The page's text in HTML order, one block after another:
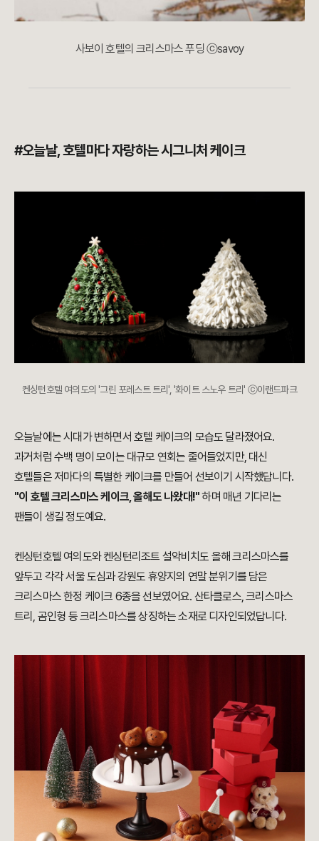
사보이 호텔의 크리스마스 푸딩 ⓒsavoy
#오늘날, 호텔마다 자랑하는 시그니처 케이크
켄싱턴호텔 여의도의 '그린 포레스트 트리', '화이트 스노우 트리' ⓒ이랜드파크
오늘날에는 시대가 변하면서 호텔 케이크의 모습도 달라졌어요.
과거처럼 수백 명이 모이는 대규모 연회는 줄어들었지만, 대신
호텔들은 저마다의 특별한 케이크를 만들어 선보이기 시작했답니다.
"이 호텔 크리스마스 케이크, 올해도 나왔대!"하며 매년 기다리는
팬들이 생길 정도예요.
켄싱턴호텔 여의도와 켄싱턴리조트 설악비치도 올해 크리스마스를
앞두고 각각 서울 도심과 강원도 휴양지의 연말 분위기를 담은
크리스마스 한정 케이크 6종을 선보였어요. 산타클로스, 크리스마스
트리, 곰인형 등 크리스마스를 상징하는 소재로 디자인되었답니다.